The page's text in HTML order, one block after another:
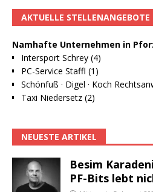
AKTUELLE STELLENANGEBOTE
Namhafte Unternehmen in
Intersport Schrey (4)
PC-Service Staffl (1)
Schönfuß · Digel · Koch
Taxi Niedersetz (2)
NEUESTE ARTIKEL
Besim
PF-Bits lebt